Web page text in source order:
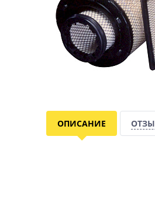
ОПИСАНИЕ